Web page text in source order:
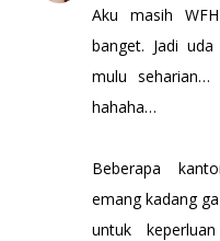
Aku masih
banget. Jadi
mulu
hahaha…
Beberapa
emang kadang
untuk